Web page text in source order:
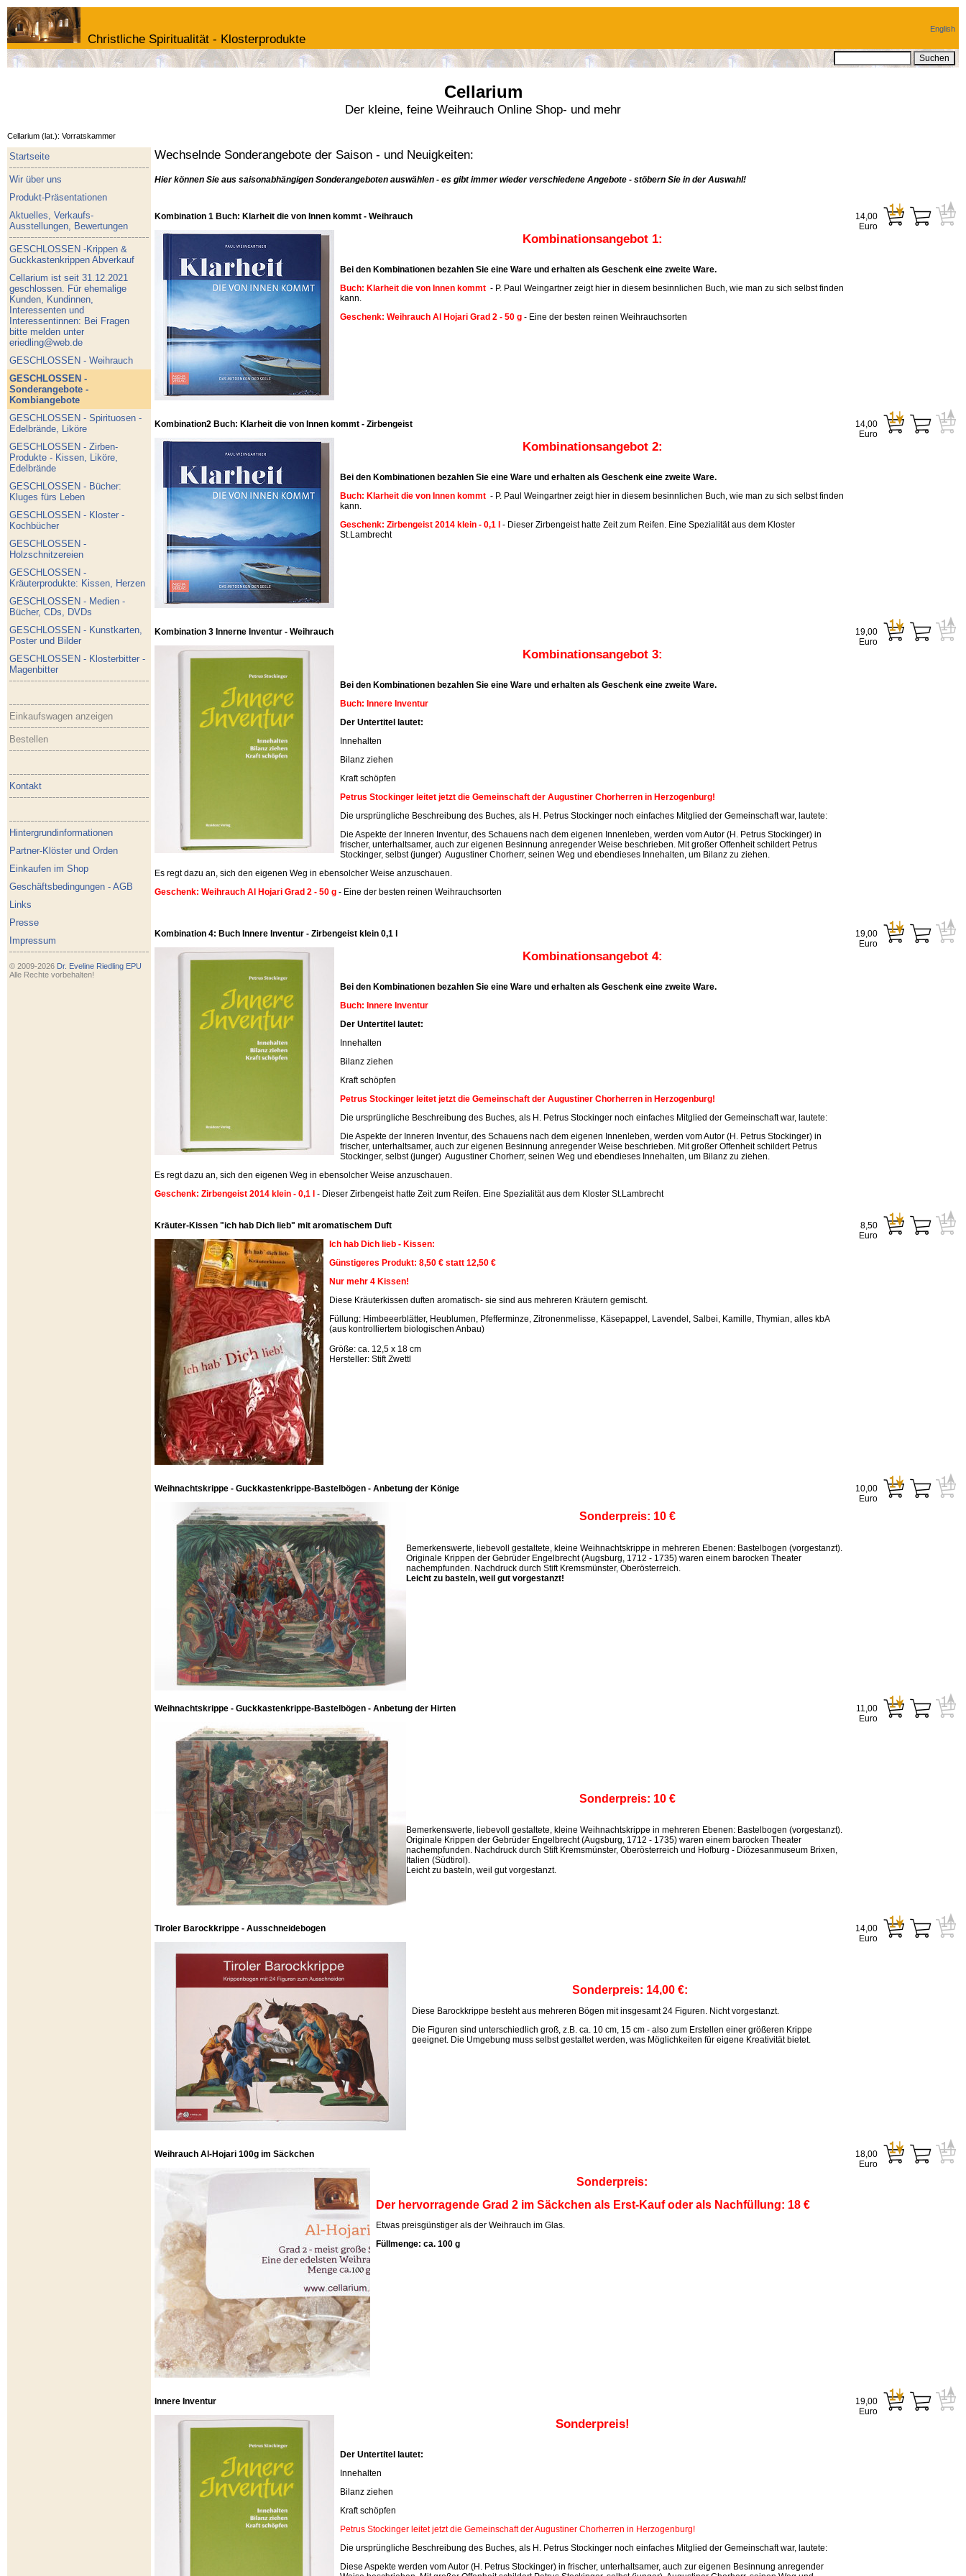
Christliche Spiritualität - Klosterprodukte
English
Cellarium
Der kleine, feine Weihrauch Online Shop- und mehr
Cellarium (lat.): Vorratskammer
Startseite
Wir über uns
Produkt-Präsentationen
Aktuelles, Verkaufs-
Ausstellungen, Bewertungen
GESCHLOSSEN -Krippen &
Guckkastenkrippen Abverkauf
Cellarium ist seit 31.12.2021
geschlossen. Für ehemalige
Kunden, Kundinnen,
Interessenten und
Interessentinnen: Bei Fragen
bitte melden unter
eriedling@web.de
GESCHLOSSEN - Weihrauch
GESCHLOSSEN -
Sonderangebote -
Kombiangebote
GESCHLOSSEN - Spirituosen -
Edelbrände, Liköre
GESCHLOSSEN - Zirben-
Produkte - Kissen, Liköre,
Edelbrände
GESCHLOSSEN - Bücher:
Kluges fürs Leben
GESCHLOSSEN - Kloster -
Kochbücher
GESCHLOSSEN -
Holzschnitzereien
GESCHLOSSEN -
Kräuterprodukte: Kissen, Herzen
GESCHLOSSEN - Medien -
Bücher, CDs, DVDs
GESCHLOSSEN - Kunstkarten,
Poster und Bilder
GESCHLOSSEN - Klosterbitter -
Magenbitter
Einkaufswagen anzeigen
Bestellen
Kontakt
Hintergrundinformationen
Partner-Klöster und Orden
Einkaufen im Shop
Geschäftsbedingungen - AGB
Links
Presse
Impressum
© 2009-2026 Dr. Eveline Riedling EPU
Alle Rechte vorbehalten!
Wechselnde Sonderangebote der Saison - und Neuigkeiten:
Hier können Sie aus saisonabhängigen Sonderangeboten auswählen - es gibt immer wieder verschiedene Angebote - stöbern Sie in der Auswahl!
Kombination 1 Buch: Klarheit die von Innen kommt - Weihrauch
Kombinationsangebot 1:
Bei den Kombinationen bezahlen Sie eine Ware und erhalten als Geschenk eine zweite Ware.
Buch: Klarheit die von Innen kommt - P. Paul Weingartner zeigt hier in diesem besinnlichen Buch, wie man zu sich selbst finden
kann.
Geschenk: Weihrauch Al Hojari Grad 2 - 50 g - Eine der besten reinen Weihrauchsorten
14,00
Euro
Kombination2 Buch: Klarheit die von Innen kommt - Zirbengeist
Kombinationsangebot 2:
Bei den Kombinationen bezahlen Sie eine Ware und erhalten als Geschenk eine zweite Ware.
Buch: Klarheit die von Innen kommt - P. Paul Weingartner zeigt hier in diesem besinnlichen Buch, wie man zu sich selbst finden
kann.
Geschenk: Zirbengeist 2014 klein - 0,1 l - Dieser Zirbengeist hatte Zeit zum Reifen. Eine Spezialität aus dem Kloster
St.Lambrecht
14,00
Euro
Kombination 3 Innerne Inventur - Weihrauch
Kombinationsangebot 3:
Bei den Kombinationen bezahlen Sie eine Ware und erhalten als Geschenk eine zweite Ware.
Buch: Innere Inventur
Der Untertitel lautet:
Innehalten
Bilanz ziehen
Kraft schöpfen
Petrus Stockinger leitet jetzt die Gemeinschaft der Augustiner Chorherren in Herzogenburg!
Die ursprüngliche Beschreibung des Buches, als H. Petrus Stockinger noch einfaches Mitglied der Gemeinschaft war, lautete:
Die Aspekte der Inneren Inventur, des Schauens nach dem eigenen Innenleben, werden vom Autor (H. Petrus Stockinger) in
frischer, unterhaltsamer, auch zur eigenen Besinnung anregender Weise beschrieben. Mit großer Offenheit schildert Petrus
Stockinger, selbst (junger) Augustiner Chorherr, seinen Weg und ebendieses Innehalten, um Bilanz zu ziehen.
Es regt dazu an, sich den eigenen Weg in ebensolcher Weise anzuschauen.
Geschenk: Weihrauch Al Hojari Grad 2 - 50 g - Eine der besten reinen Weihrauchsorten
19,00
Euro
Kombination 4: Buch Innere Inventur - Zirbengeist klein 0,1 l
Kombinationsangebot 4:
Bei den Kombinationen bezahlen Sie eine Ware und erhalten als Geschenk eine zweite Ware.
Buch: Innere Inventur
Der Untertitel lautet:
Innehalten
Bilanz ziehen
Kraft schöpfen
Petrus Stockinger leitet jetzt die Gemeinschaft der Augustiner Chorherren in Herzogenburg!
Die ursprüngliche Beschreibung des Buches, als H. Petrus Stockinger noch einfaches Mitglied der Gemeinschaft war, lautete:
Die Aspekte der Inneren Inventur, des Schauens nach dem eigenen Innenleben, werden vom Autor (H. Petrus Stockinger) in
frischer, unterhaltsamer, auch zur eigenen Besinnung anregender Weise beschrieben. Mit großer Offenheit schildert Petrus
Stockinger, selbst (junger) Augustiner Chorherr, seinen Weg und ebendieses Innehalten, um Bilanz zu ziehen.
Es regt dazu an, sich den eigenen Weg in ebensolcher Weise anzuschauen.
Geschenk: Zirbengeist 2014 klein - 0,1 l - Dieser Zirbengeist hatte Zeit zum Reifen. Eine Spezialität aus dem Kloster St.Lambrecht
19,00
Euro
Kräuter-Kissen "ich hab Dich lieb" mit aromatischem Duft
Ich hab Dich lieb - Kissen:
Günstigeres Produkt: 8,50 € statt 12,50 €
Nur mehr 4 Kissen!
Diese Kräuterkissen duften aromatisch- sie sind aus mehreren Kräutern gemischt.
Füllung: Himbeeerblätter, Heublumen, Pfefferminze, Zitronenmelisse, Käsepappel, Lavendel, Salbei, Kamille, Thymian, alles kbA
(aus kontrolliertem biologischen Anbau)
Größe: ca. 12,5 x 18 cm
Hersteller: Stift Zwettl
8,50
Euro
Weihnachtskrippe - Guckkastenkrippe-Bastelbögen - Anbetung der Könige
Sonderpreis: 10 €
Bemerkenswerte, liebevoll gestaltete, kleine Weihnachtskrippe in mehreren Ebenen: Bastelbogen (vorgestanzt).
Originale Krippen der Gebrüder Engelbrecht (Augsburg, 1712 - 1735) waren einem barocken Theater
nachempfunden. Nachdruck durch Stift Kremsmünster, Oberösterreich.
Leicht zu basteln, weil gut vorgestanzt!
10,00
Euro
Weihnachtskrippe - Guckkastenkrippe-Bastelbögen - Anbetung der Hirten
Sonderpreis: 10 €
Bemerkenswerte, liebevoll gestaltete, kleine Weihnachtskrippe in mehreren Ebenen: Bastelbogen (vorgestanzt).
Originale Krippen der Gebrüder Engelbrecht (Augsburg, 1712 - 1735) waren einem barocken Theater
nachempfunden. Nachdruck durch Stift Kremsmünster, Oberösterreich und Hofburg - Diözesanmuseum Brixen,
Italien (Südtirol).
Leicht zu basteln, weil gut vorgestanzt.
11,00
Euro
Tiroler Barockkrippe - Ausschneidebogen
Sonderpreis: 14,00 €:
Diese Barockkrippe besteht aus mehreren Bögen mit insgesamt 24 Figuren. Nicht vorgestanzt.
Die Figuren sind unterschiedlich groß, z.B. ca. 10 cm, 15 cm - also zum Erstellen einer größeren Krippe
geeignet. Die Umgebung muss selbst gestaltet werden, was Möglichkeiten für eigene Kreativität bietet.
14,00
Euro
Weihrauch Al-Hojari 100g im Säckchen
Sonderpreis:
Der hervorragende Grad 2 im Säckchen als Erst-Kauf oder als Nachfüllung: 18 €
Etwas preisgünstiger als der Weihrauch im Glas.
Füllmenge: ca. 100 g
18,00
Euro
Innere Inventur
Sonderpreis!
Der Untertitel lautet:
Innehalten
Bilanz ziehen
Kraft schöpfen
Petrus Stockinger leitet jetzt die Gemeinschaft der Augustiner Chorherren in Herzogenburg!
Die ursprüngliche Beschreibung des Buches, als H. Petrus Stockinger noch einfaches Mitglied der Gemeinschaft war, lautete:
Diese Aspekte werden vom Autor (H. Petrus Stockinger) in frischer, unterhaltsamer, auch zur eigenen Besinnung anregender
19,00
Euro